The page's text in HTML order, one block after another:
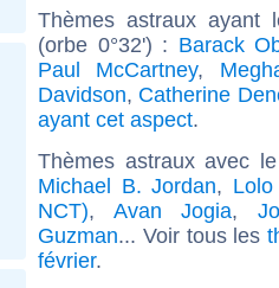
Thèmes astraux ayant
(orbe 0°32') : Barack
Paul McCartney,
Davidson, Catherine
ayant cet aspect.
Thèmes astraux avec
Michael B. Jordan,
NCT), Avan Jogia,
Guzman... Voir tous les
février.